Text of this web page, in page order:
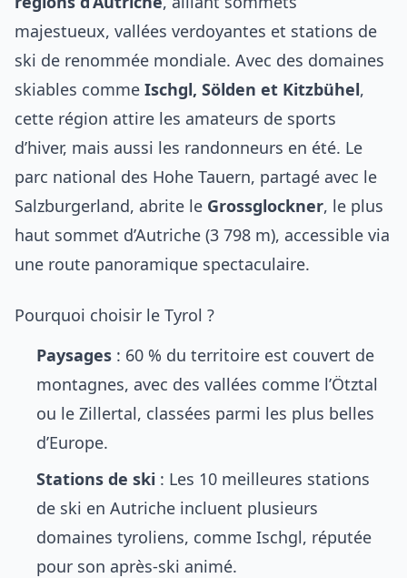
majestueux, vallées verdoyantes et stations de
ski de renommée mondiale. Avec des domaines
skiables comme Ischgl, Sölden et Kitzbühel,
cette région attire les amateurs de sports
d’hiver, mais aussi les randonneurs en été. Le
parc national des Hohe Tauern, partagé avec le
Salzburgerland, abrite le Grossglockner, le plus
haut sommet d’Autriche (3 798 m), accessible via
une route panoramique spectaculaire.
Pourquoi choisir le Tyrol ?
Paysages : 60 % du territoire est couvert de
montagnes, avec des vallées comme l’Ötztal
ou le Zillertal, classées parmi les plus belles
d’Europe.
Stations de ski : Les 10 meilleures stations
de ski en Autriche incluent plusieurs
domaines tyroliens, comme Ischgl, réputée
pour son après-ski animé.